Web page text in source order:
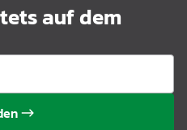
auf dem